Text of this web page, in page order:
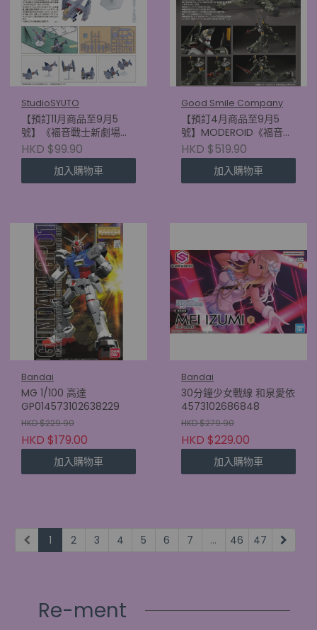
StudioSYUTO
【預訂11月商品至9月5
號】《福音戰士新劇場
版》SYUTO Tiny Scale
1/350 近距航空支援用垂
直起降對地攻擊機 YAGR-
3B (4580620730717)
HKD $99.90
加入購物車
Good Smile Company
【預訂4月商品至9月5
號】MODEROID《福音戰
士新劇場版》福音戰士臨
時5號機
(4570232590687)
HKD $519.90
加入購物車
Bandai
MG 1/100 高達
GP014573102638229
HKD $229.90
HKD $179.00
加入購物車
Bandai
30分鐘少女戰線 和泉愛依
4573102686848
HKD $279.90
HKD $229.00
加入購物車
1 2 3 4 5 6 7 ... 46 47
Re-ment